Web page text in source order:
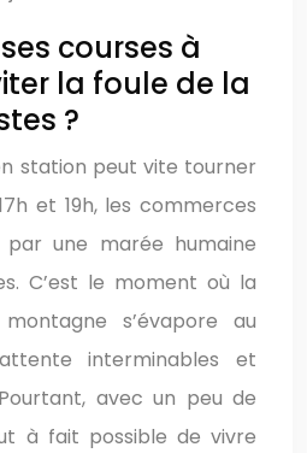
courses à
la foule de la
?
station peut vite tourner
et 19h, les commerces
par une marée humaine
C’est le moment où la
s’évapore au
interminables et
avec un peu de
à fait possible de vivre